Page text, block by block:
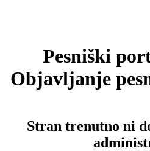
Pesniški
Objavljanje
Stran trenutno ni